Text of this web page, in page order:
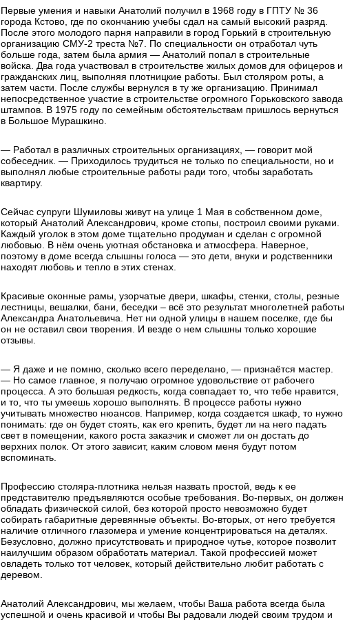
Первые умения и навыки Анатолий получил в 1968 году в ГПТУ № 36
города Кстово, где по окончанию учебы сдал на самый высокий разряд.
После этого молодого парня направили в город Горький в строительную
организацию СМУ-2 треста №7. По специальности он отработал чуть
больше года, затем была армия — Анатолий попал в строительные
войска. Два года участвовал в строительстве жилых домов для офицеров и
гражданских лиц, выполняя плотницкие работы. Был столяром роты, а
затем части. После службы вернулся в ту же организацию. Принимал
непосредственное участие в строительстве огромного Горьковского завода
штампов. В 1975 году по семейным обстоятельствам пришлось вернуться
в Большое Мурашкино.
— Работал в различных строительных организациях, — говорит мой
собеседник. — Приходилось трудиться не только по специальности, но и
выполнял любые строительные работы ради того, чтобы заработать
квартиру.
Сейчас супруги Шумиловы живут на улице 1 Мая в собственном доме,
который Анатолий Александрович, кроме стопы, построил своими руками.
Каждый уголок в этом доме тщательно продуман и сделан с огромной
любовью. В нём очень уютная обстановка и атмосфера. Наверное,
поэтому в доме всегда слышны голоса — это дети, внуки и родственники
находят любовь и тепло в этих стенах.
Красивые оконные рамы, узорчатые двери, шкафы, стенки, столы, резные
лестницы, вешалки, бани, беседки – всё это результат многолетней работы
Александра Анатольевича. Нет ни одной улицы в нашем поселке, где бы
он не оставил свои творения. И везде о нем слышны только хорошие
отзывы.
— Я даже и не помню, сколько всего переделано, — признаётся мастер.
— Но самое главное, я получаю огромное удовольствие от рабочего
процесса. А это большая редкость, когда совпадает то, что тебе нравится,
и то, что ты умеешь хорошо выполнять. В процессе работы нужно
учитывать множество нюансов. Например, когда создается шкаф, то нужно
понимать: где он будет стоять, как его крепить, будет ли на него падать
свет в помещении, какого роста заказчик и сможет ли он достать до
верхних полок. От этого зависит, каким словом меня будут потом
вспоминать.
Профессию столяра-плотника нельзя назвать простой, ведь к ее
представителю предъявляются особые требования. Во-первых, он должен
обладать физической силой, без которой просто невозможно будет
собирать габаритные деревянные объекты. Во-вторых, от него требуется
наличие отличного глазомера и умение концентрироваться на деталях.
Безусловно, должно присутствовать и природное чутье, которое позволит
наилучшим образом обработать материал. Такой профессией может
овладеть только тот человек, который действительно любит работать с
деревом.
Анатолий Александрович, мы желаем, чтобы Ваша работа всегда была
успешной и очень красивой и чтобы Вы радовали людей своим трудом и